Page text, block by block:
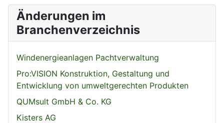
Änderungen im
Branchenverzeichnis
Windenergieanlagen Pachtverwaltung
Pro:VISION Konstruktion, Gestaltung und
Entwicklung von umweltgerechten Produkten
QUMsult GmbH & Co. KG
Kisters AG